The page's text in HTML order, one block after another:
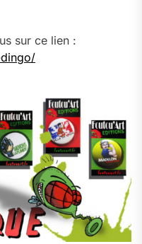
sur ce lien :